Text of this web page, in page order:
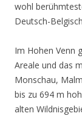
wohl
Deutsch-
Im Hohen Venn
Areale und das
Monschau,
bis zu 694 m
alten